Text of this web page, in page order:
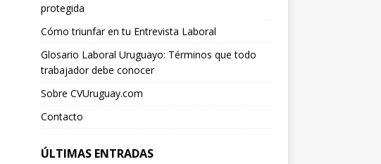
protegida
Cómo triunfar en tu Entrevista Laboral
Glosario Laboral Uruguayo: Términos que todo
trabajador debe conocer
Sobre CVUruguay.com
Contacto
ÚLTIMAS ENTRADAS